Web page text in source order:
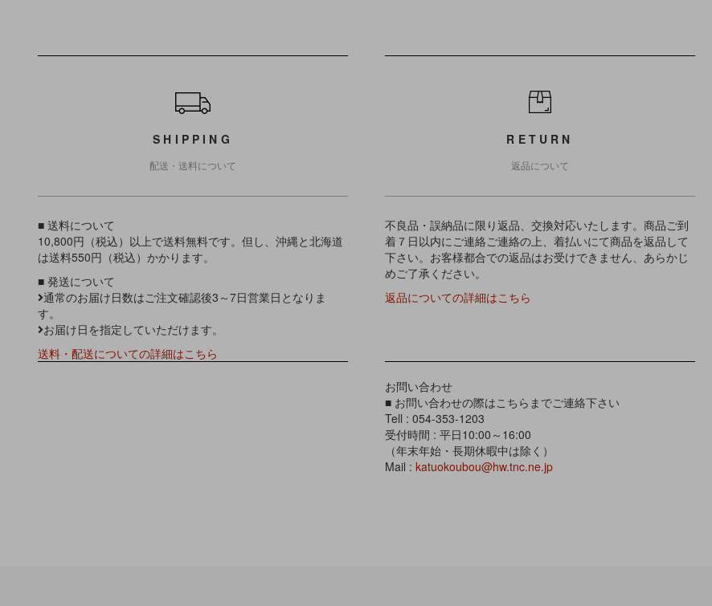
ショッピングガイド
SHIPPING
配送・送料について
■ 送料について
10,800円（税込）以上で送料無料です。但し、沖縄と北海道
は送料550円（税込）かかります。
■ 発送について
通常のお届け日数はご注文確認後3～7日営業日となりま
す。
お届け日を指定していただけます。
送料・配送についての詳細はこちら
RETURN
返品について
不良品・誤納品に限り返品、交換対応いたします。商品ご到
着７日以内にご連絡ご連絡の上、着払いにて商品を返品して
下さい。お客様都合での返品はお受けできません、あらかじ
めご了承ください。
返品についての詳細はこちら
お問い合わせ
■ お問い合わせの際はこちらまでご連絡下さい
Tell : 054-353-1203
受付時間 : 平日10:00～16:00
（年末年始・長期休暇中は除く）
Mail : katuokoubou@hw.tnc.ne.jp